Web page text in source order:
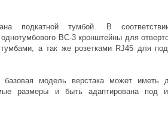
подкатной тумбой. В
ВС-3 кронштейны для
а так же розетками RJ45 для
базовая модель верстака может иметь
размеры и быть адаптирована под